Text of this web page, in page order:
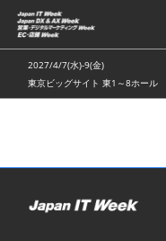
ス
キ
ッ
し
む
2027/4/7(水)-9(金)
東京ビッグサイト 東1～8ホール